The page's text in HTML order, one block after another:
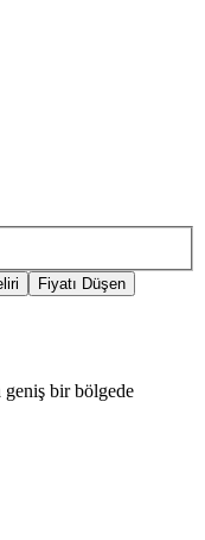
Fiyatı Düşen
bir bölgede